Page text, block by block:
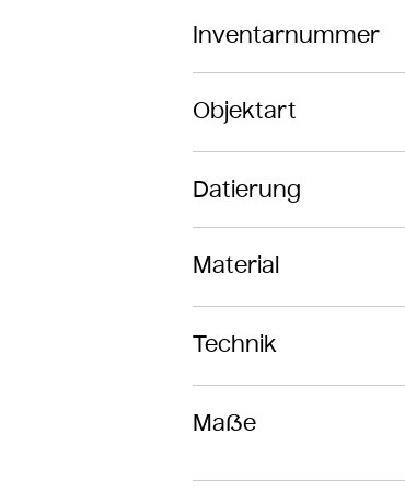
Inventarnummer
Objektart
Datierung
Material
Technik
Maße